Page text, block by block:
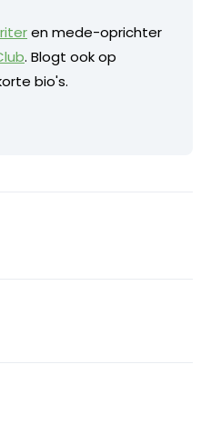
en mede-oprichter
. Blogt ook op
bio's.